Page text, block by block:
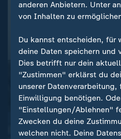
Trotz Niederlage vor Gericht :
Trump schränkt
Geburtsrecht auf US-
Staatsbürgerschaft ein
mit Video 0:22
anderen Anbietern. Unter
von Inhalten zu
Du kannst entscheiden, für
deine Daten speichern und
Dies betrifft nur dein
"Zustimmen" erklärst du
unserer Datenverarbeitung,
Einwilligung benötigen.
"Einstellungen/Ablehnen"
Zwecken du deine
welchen nicht. Deine